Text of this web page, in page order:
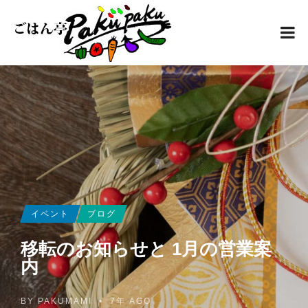
イベント ブログ
移転のお知らせと 1月の営業案
内
BY PAKUMAMI • 7年 AGO